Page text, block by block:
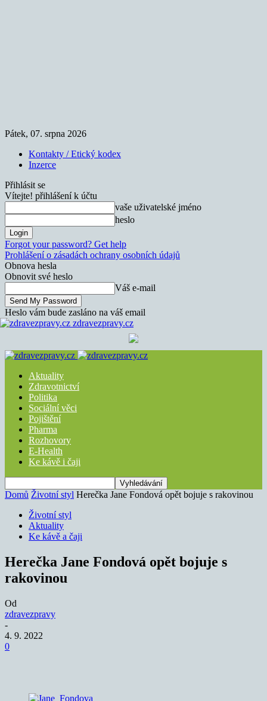
Pátek, 07. srpna 2026
Kontakty / Etický kodex
Inzerce
Přihlásit se
Vítejte! přihlášení k účtu
vaše uživatelské jméno
heslo
Forgot your password? Get help
Prohlášení o zásadách ochrany osobních údajů
Obnova hesla
Obnovit své heslo
Váš e-mail
Heslo vám bude zasláno na váš email
zdravezpravy.cz
Aktuality
Zdravotnictví
Politika
Sociální věci
Pojištění
Pharma
Rozhovory
E-Health
Ke kávě i čaji
Domů Životní styl Herečka Jane Fondová opět bojuje s rakovinou
Životní styl
Aktuality
Ke kávě a čaji
Herečka Jane Fondová opět bojuje s
rakovinou
Od
zdravezpravy
-
4. 9. 2022
0